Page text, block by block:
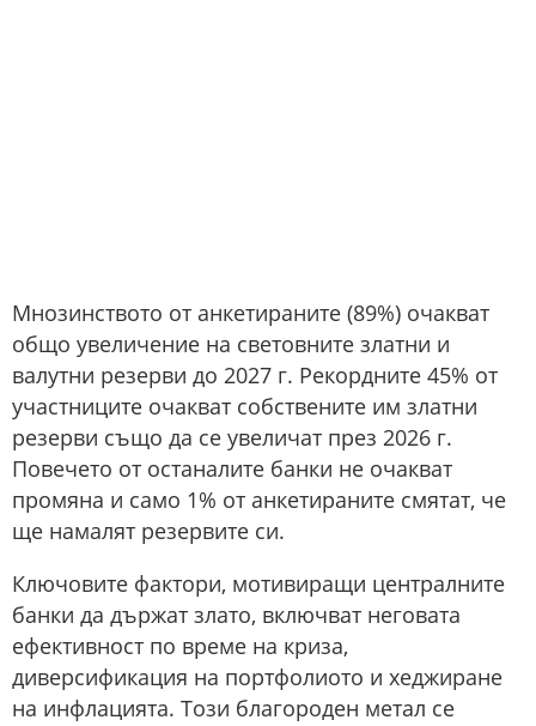
Мнозинството от анкетираните (89%) очакват
общо увеличение на световните златни и
валутни резерви до 2027 г. Рекордните 45% от
участниците очакват собствените им златни
резерви също да се увеличат през 2026 г.
Повечето от останалите банки не очакват
промяна и само 1% от анкетираните смятат, че
ще намалят резервите си.
Ключовите фактори, мотивиращи централните
банки да държат злато, включват неговата
ефективност по време на криза,
диверсификация на портфолиото и хеджиране
на инфлацията. Този благороден метал се